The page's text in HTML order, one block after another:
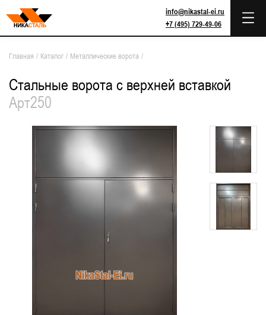
info@nikastal-ei.ru
+7 (495) 729-49-06
Главная / Каталог / Металлические ворота /
Стальные ворота с верхней вставкой
Арт250